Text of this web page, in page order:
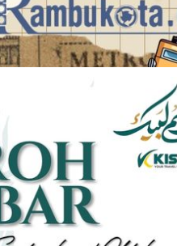
Twitter
Instagram
Youtube